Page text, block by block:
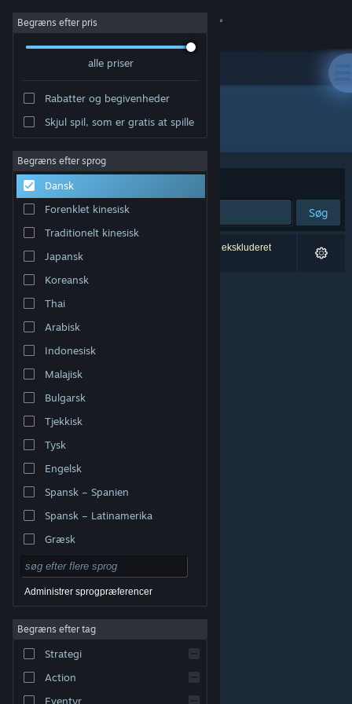
Log på
Om
Support
Skift sprog
Hent Steam-mobilappen
Vis desktop-webside
varemærker tilhører deres respektive indehavere i USA
Tilgængelighed
Refunderinger|
Begræns efter pris
alle priser
Rabatter og begivenheder
Skjul spil, som er gratis at spille
Begræns efter sprog
Dansk
Forenklet kinesisk
Traditionelt kinesisk
Japansk
Koreansk
Thai
Arabisk
Indonesisk
Malajisk
Bulgarsk
Tjekkisk
Tysk
Engelsk
Spansk – Spanien
Spansk – Latinamerika
Græsk
Administrer sprogpræferencer
Begræns efter tag
Strategi
Action
Eventyr
Udvikler: Bil Deerbuch
Sorter efter Relevans
Søg
0 resultater matcher din søgning. 1 titel er blevet ekskluderet
baseret på dine præferencer.